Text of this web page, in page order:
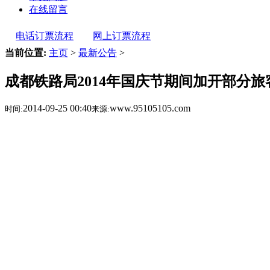
在线留言
电话订票流程
网上订票流程
当前位置: 主页 > 最新公告 >
成都铁路局2014年国庆节期间加开部分旅
时间:2014-09-25 00:40来源:www.95105105.com